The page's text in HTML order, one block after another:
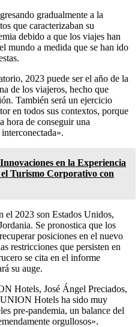
gradualmente a la
que caracterizaban su
debido a que los viajes han
mundo a medida que se han ido
2023 puede ser el año de la
de los viajeros, hecho que
También será un ejercicio
en todos sus contextos, porque
hora de conseguir una
Innovaciones en la Experiencia
Turismo Corporativo con
el 2023 son Estados Unidos,
Se pronostica que los
posiciones en el nuevo
restricciones que persisten en
se cita en el informe
su auge.
Hotels, José Ángel Preciados,
Hotels ha sido muy
pre-pandemia, un balance del
orgullosos».